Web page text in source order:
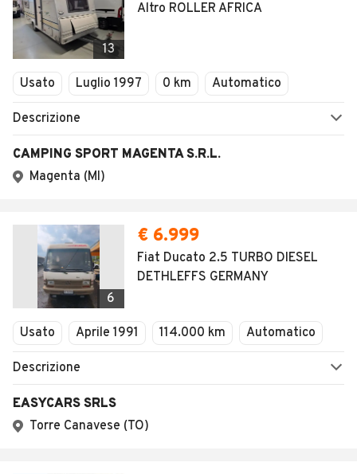
13
Altro ROLLER AFRICA
Usato Luglio 1997 0 km Automatico
Descrizione
CAMPING SPORT MAGENTA S.R.L.
Magenta (MI)
6
€ 6.999
Fiat Ducato 2.5 TURBO DIESEL
DETHLEFFS GERMANY
Usato Aprile 1991 114.000 km Automatico
Descrizione
EASYCARS SRLS
Torre Canavese (TO)